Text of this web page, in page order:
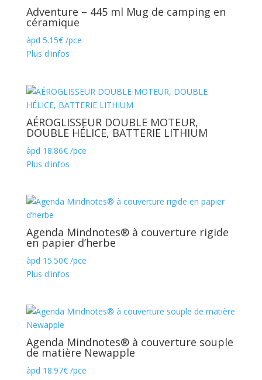
Adventure – 445 ml Mug de camping en
céramique
àpd 5.15€/pce
Plus d'infos
AÉROGLISSEUR DOUBLE MOTEUR,
DOUBLE HÉLICE, BATTERIE LITHIUM
àpd 18.86€/pce
Plus d'infos
Agenda Mindnotes® à couverture rigide
en papier d’herbe
àpd 15.50€/pce
Plus d'infos
Agenda Mindnotes® à couverture souple
de matière Newapple
àpd 18.97€/pce